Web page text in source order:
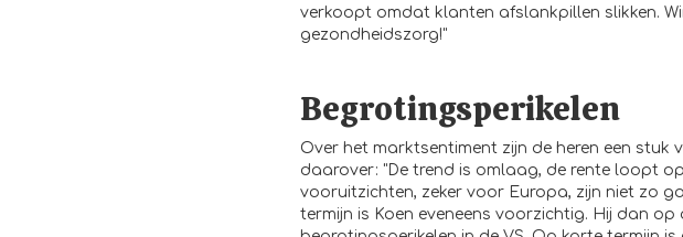
verkoopt omdat klanten afslankpillen slikken.
gezondheidszorg!"
Begrotingsperikelen
Over het marktsentiment zijn de heren een stuk
daarover: "De trend is omlaag, de rente loopt
vooruitzichten, zeker voor Europa, zijn niet zo
termijn is Koen eveneens voorzichtig. Hij dan op